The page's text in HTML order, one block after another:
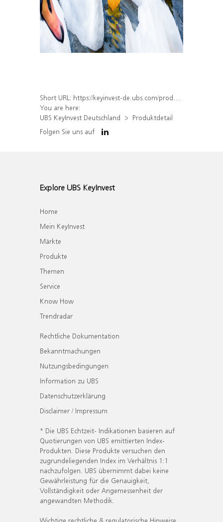
Short URL: https://keyinvest-de.ubs.com/produkt/detail/index/isin/DE000UBS2LG1
You are here:
UBS KeyInvest Deutschland
Produktdetail
Folgen Sie uns auf
Explore UBS KeyInvest
Home
Mein KeyInvest
Märkte
Produkte
Themen
Service
Know How
Trendradar
Rechtliche Dokumentation
Bekanntmachungen
Nutzungsbedingungen
Information zu UBS
Datenschutzerklärung
Disclaimer / Impressum
* Die UBS Echtzeit- Indikationen basieren auf
Quotierungen von UBS emittierten Index-
Produkten. Diese Produkte versuchen den
zugrundeliegenden Index im Verhältnis 1:1
nachzufolgen. UBS übernimmt dabei keine
Gewährleistung für die Genauigkeit,
Vollständigkeit oder Angemessenheit der
angewandten Methodik.